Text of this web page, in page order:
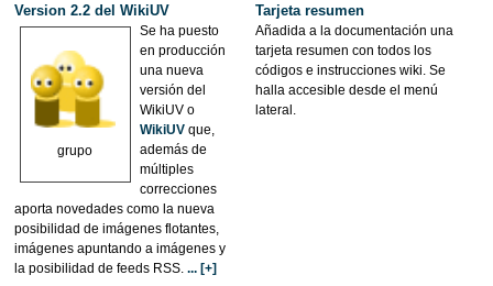
Version 2.2 del WikiUV
grupo
Se ha puesto
en producción
una nueva
versión del
WikiUV o
WikiUVque,
además de
múltiples
correcciones
aporta novedades como la nueva
posibilidad de imágenes flotantes,
imágenes apuntando a imágenes y
la posibilidad de feeds RSS. ... [+]
Tarjeta resumen
Añadida a la documentación una
tarjeta resumen con todos los
códigos e instrucciones wiki. Se
halla accesible desde el menú
lateral.